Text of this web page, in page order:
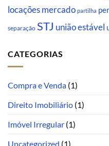
locações mercado partilha
separação STJ união estável
CATEGORIAS
Compra e Venda (1)
Direito Imobiliário (1)
Imóvel Irregular (1)
Uncategorized (1)